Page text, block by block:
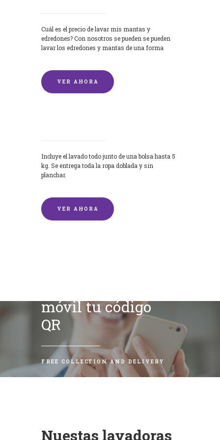
Cuál es el precio de lavar mis mantas y
edredones? Con nosotros se pueden se pueden
lavar los edredones y mantas de una forma
VER AHORA
Incluye el lavado todo junto de una bolsa hasta 5
kg. Se entrega toda la ropa doblada y sin
planchar.
VER AHORA
móvil tu código
QR
FREE COLLECTION AND DELIVERY
Nuestas lavadoras